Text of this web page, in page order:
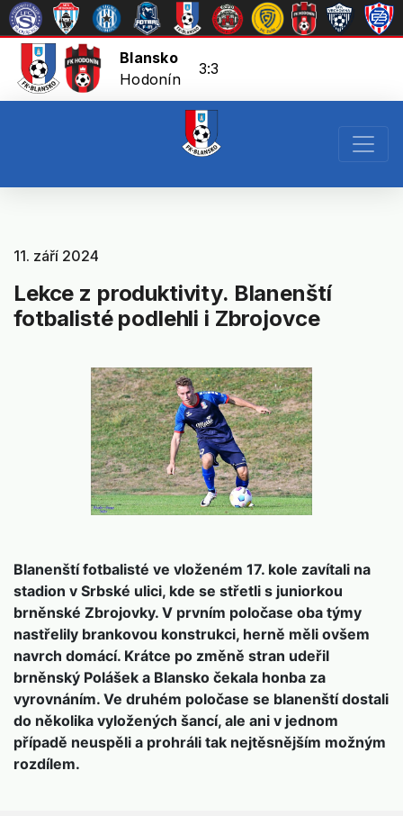
Blansko
Hodonín
3:3
11. září 2024
Lekce z produktivity. Blanenští
fotbalisté podlehli i Zbrojovce
Blanenští fotbalisté ve vloženém 17. kole zavítali na
stadion v Srbské ulici, kde se střetli s juniorkou
brněnské Zbrojovky. V prvním poločase oba týmy
nastřelily brankovou konstrukci, herně měli ovšem
navrch domácí. Krátce po změně stran udeřil
brněnský Polášek a Blansko čekala honba za
vyrovnáním. Ve druhém poločase se blanenští dostali
do několika vyložených šancí, ale ani v jednom
případě neuspěli a prohráli tak nejtěsnějším možným
rozdílem.